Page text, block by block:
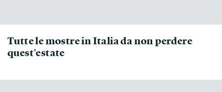
Tutte le mostre in Italia da non perdere
quest'estate